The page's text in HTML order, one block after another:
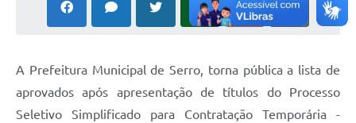
Horário - Linhas Municipais de Coletivos
Emissão de Contracheque
A Prefeitura Municipal de Serro, torna pública a lista de
aprovados após apresentação de títulos do Processo
Seletivo Simplificado para Contratação Temporária -